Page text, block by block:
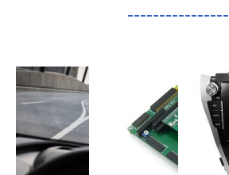
----------------